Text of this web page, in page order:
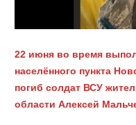
22 июня во время
населённого пункта
погиб солдат ВСУ
области Алексей